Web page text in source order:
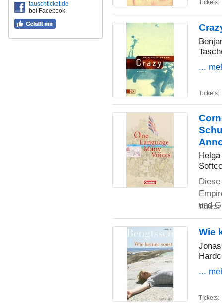
tauschticket.de
bei Facebook
Tickets:
...
Tickets:
und
Tickets:
Wie
...
Tickets: